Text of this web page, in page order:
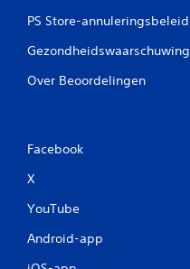
PS Store-annuleringsbeleid
Gezondheidswaarschuwing
Over Beoordelingen
Facebook
X
YouTube
Android-app